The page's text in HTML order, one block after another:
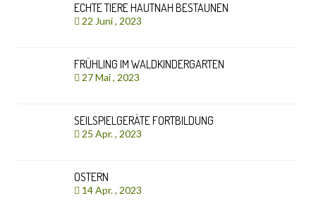
ECHTE TIERE HAUTNAH BESTAUNEN
22 Juni , 2023
FRÜHLING IM WALDKINDERGARTEN
27 Mai , 2023
SEILSPIELGERÄTE FORTBILDUNG
25 Apr. , 2023
OSTERN
14 Apr. , 2023